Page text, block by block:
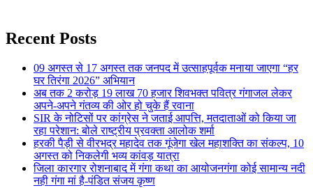
Recent Posts
09 अगस्त से 17 अगस्त तक जनपद में उत्साहपूर्वक मनाया जाएगा “हर
घर तिरंगा 2026” अभियान
अब तक 2 करोड़ 19 लाख 70 हजार शिवभक्त पवित्र गंगाजल लेकर
अपने-अपने गंतव्य की ओर हो चुके हैं रवाना
SIR के नोटिसों पर कांग्रेस ने जताई आपत्ति, मतदाताओं को किया जा
रहा परेशान: बोले राष्ट्रीय प्रवक्ता आलोक शर्मा
हरकी पैड़ी से वीरभद्र महादेव तक गूंजेगा खेल महाशक्ति का संकल्प, 10
अगस्त को निकलेगी भव्य कांवड़ यात्रा
जिला कारगार रोशनाबाद में गंगा कथा का आयोजनगंगा कोई सामान्य नदी
नही गंगा मां है-पंडित संजय कृष्ण